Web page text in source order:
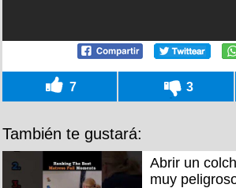
7 3
También te gustará:
Abrir un
muy